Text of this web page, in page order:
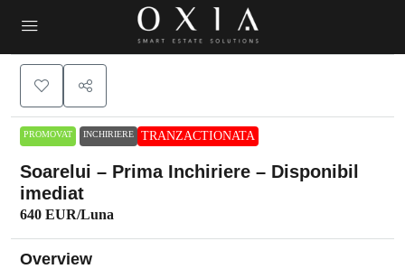
PROMOVAT INCHIRIERE TRANZACTIONATA
Soarelui – Prima Inchiriere – Disponibil
imediat
640 EUR/Luna
Overview